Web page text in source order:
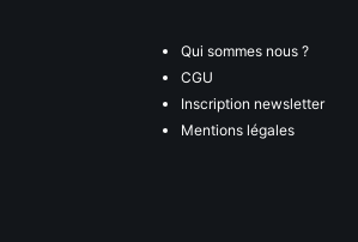
Qui sommes nous ?
CGU
Inscription newsletter
Mentions légales